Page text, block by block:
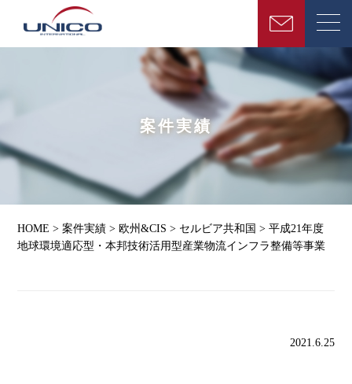
案件実績
HOME >案件実績 > 欧州&CIS > セルビア共和国 >平成21年度
地球環境適応型・本邦技術活用型産業物流インフラ整備等事業
2021.6.25